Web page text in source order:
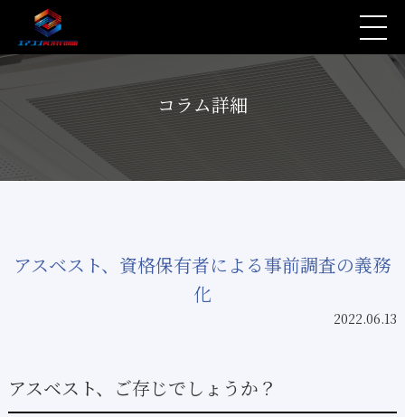
コラム詳細
アスベスト、資格保有者による事前調査の義務
化
2022.06.13
アスベスト、ご存じでしょうか？